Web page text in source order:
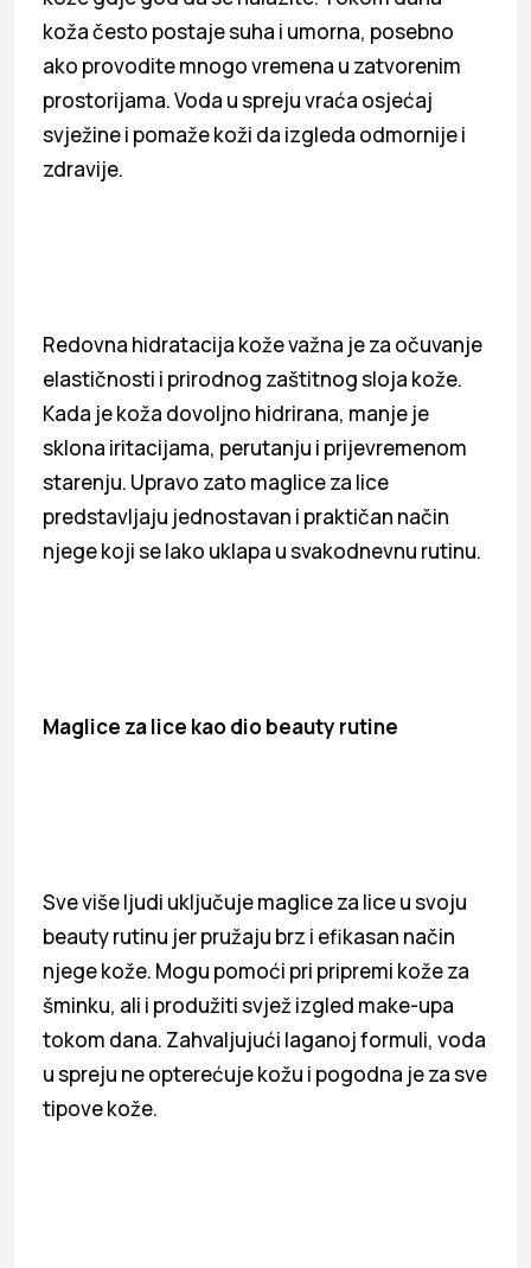
koža često postaje suha i umorna, posebno
ako provodite mnogo vremena u zatvorenim
prostorijama. Voda u spreju vraća osjećaj
svježine i pomaže koži da izgleda odmornije i
zdravije.
Redovna hidratacija kože važna je za očuvanje
elastičnosti i prirodnog zaštitnog sloja kože.
Kada je koža dovoljno hidrirana, manje je
sklona iritacijama, perutanju i prijevremenom
starenju. Upravo zato maglice za lice
predstavljaju jednostavan i praktičan način
njege koji se lako uklapa u svakodnevnu rutinu.
Maglice za lice kao dio beauty rutine
Sve više ljudi uključuje maglice za lice u svoju
beauty rutinu jer pružaju brz i efikasan način
njege kože. Mogu pomoći pri pripremi kože za
šminku, ali i produžiti svjež izgled make-upa
tokom dana. Zahvaljujući laganoj formuli, voda
u spreju ne opterećuje kožu i pogodna je za sve
tipove kože.